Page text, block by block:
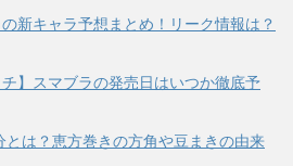
の新キャラ予想まとめ！リーク情報は？
チ】スマブラの発売日はいつか徹底予
は？恵方巻きの方角や豆まきの由来